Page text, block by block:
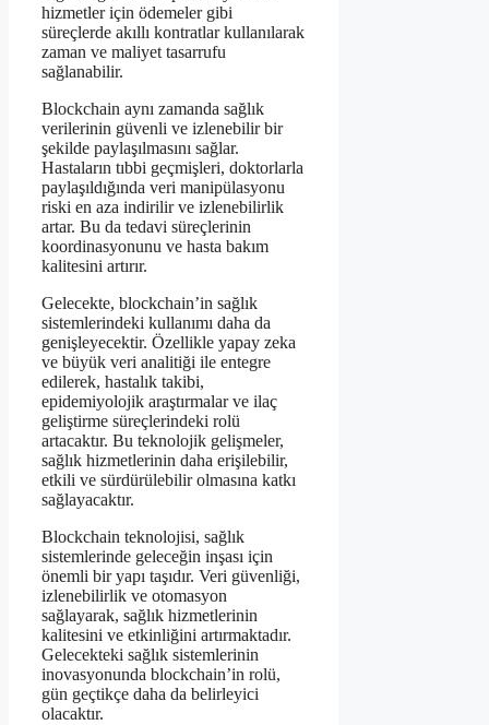
hizmetler için ödemeler gibi
süreçlerde akıllı kontratlar kullanılarak
zaman ve maliyet tasarrufu
sağlanabilir.
Blockchain aynı zamanda sağlık
verilerinin güvenli ve izlenebilir bir
şekilde paylaşılmasını sağlar.
Hastaların tıbbi geçmişleri, doktorlarla
paylaşıldığında veri manipülasyonu
riski en aza indirilir ve izlenebilirlik
artar. Bu da tedavi süreçlerinin
koordinasyonunu ve hasta bakım
kalitesini artırır.
Gelecekte, blockchain’in sağlık
sistemlerindeki kullanımı daha da
genişleyecektir. Özellikle yapay zeka
ve büyük veri analitiği ile entegre
edilerek, hastalık takibi,
epidemiyolojik araştırmalar ve ilaç
geliştirme süreçlerindeki rolü
artacaktır. Bu teknolojik gelişmeler,
sağlık hizmetlerinin daha erişilebilir,
etkili ve sürdürülebilir olmasına katkı
sağlayacaktır.
Blockchain teknolojisi, sağlık
sistemlerinde geleceğin inşası için
önemli bir yapı taşıdır. Veri güvenliği,
izlenebilirlik ve otomasyon
sağlayarak, sağlık hizmetlerinin
kalitesini ve etkinliğini artırmaktadır.
Gelecekteki sağlık sistemlerinin
inovasyonunda blockchain’in rolü,
gün geçtikçe daha da belirleyici
olacaktır.